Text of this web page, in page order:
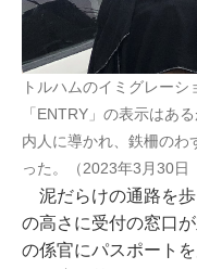
トルハムのイミグレーシ
「ENTRY」の表示はあ
内人に導かれ、鉄柵のわ
った。（2023年3月30日
泥だらけの通路を歩
の高さに受付の窓口
の係官にパスポート